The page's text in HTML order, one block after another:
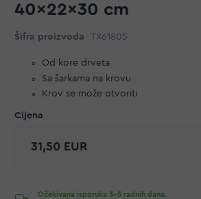
40x22x30 cm
Šifra proizvoda TX61805
Od kore drveta
Sa šarkama na krovu
Krov se može otvoriti
31,50 EUR
Očekivana isporuka 3-5 radnih dana.